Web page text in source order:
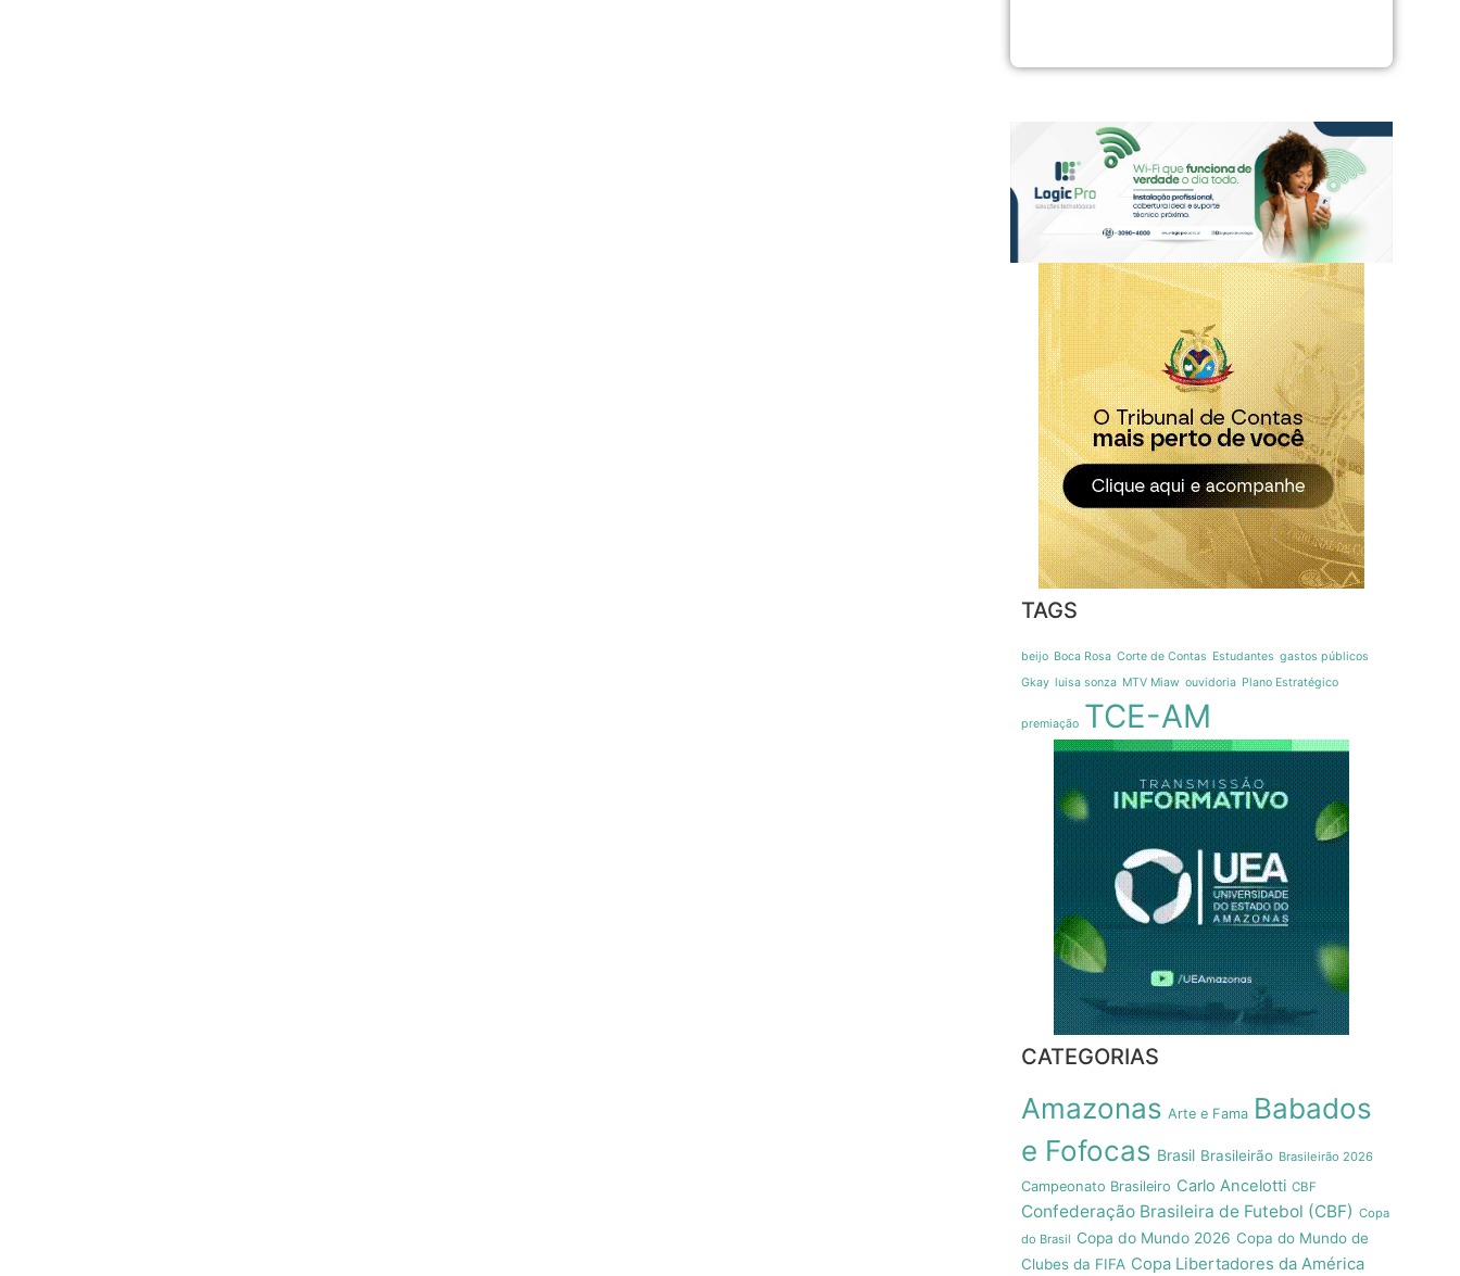
TAGS
beijo Boca Rosa Corte de Contas Estudantes gastos públicos
Gkay luisa sonza MTV Miaw ouvidoria Plano Estratégico
premiação TCE-AM
CATEGORIAS
Amazonas Arte e Fama Babados
e Fofocas Brasil Brasileirão Brasileirão 2026
Campeonato Brasileiro Carlo Ancelotti CBF
Confederação Brasileira de Futebol (CBF) Copa
do Brasil Copa do Mundo 2026 Copa do Mundo de
Clubes da FIFA Copa Libertadores da América